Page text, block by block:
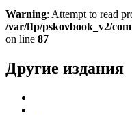
Warning: Attempt to read
/var/ftp/pskovbook_v2/
on line 87
Другие издания